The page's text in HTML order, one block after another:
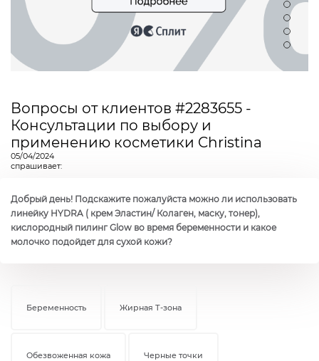
Вопросы от клиентов #2283655 -
Консультации по выбору и
применению косметики Christina
05/04/2024
спрашивает:
Добрый день! Подскажите пожалуйста можно ли использовать
линейку HYDRA ( крем Эластин/ Колаген, маску, тонер),
кислородный пилинг Glow во время беременности и какое
молочко подойдет для сухой кожи?
Беременность Жирная Т-зона
Обезвоженная кожа Черные точки